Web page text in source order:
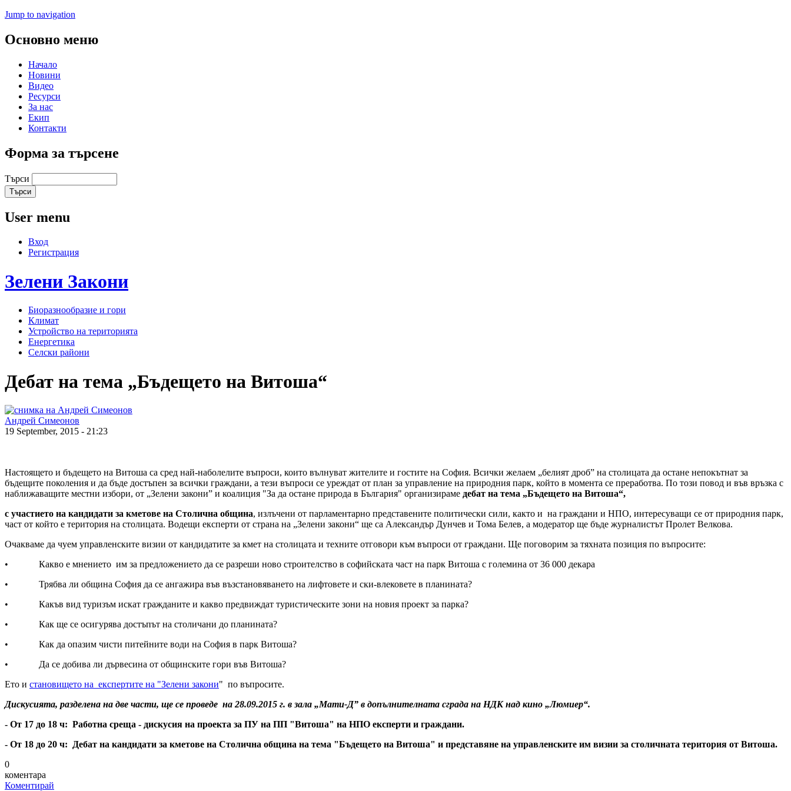
Jump to navigation
Основно меню
Начало
Новини
Видео
Ресурси
За нас
Екип
Контакти
Форма за търсене
Търси
User menu
Вход
Регистрация
Зелени Закони
Биоразнообразие и гори
Климат
Устройство на територията
Енергетика
Селски райони
Дебат на тема „Бъдещето на Витоша“
Андрей Симеонов
19 September, 2015 - 21:23
Настоящето и бъдещето на Витоша са сред най-наболелите въпроси, които вълнуват жителите и гостите на София. Всички желаем „белият дроб” на столицата да остане непокътнат за
бъдещите поколения и да бъде достъпен за всички граждани, а тези въпроси се уреждат от план за управление на природния парк, който в момента се преработва. По този повод и във връзка с
наближаващите местни избори, от „Зелени закони” и коалиция "За да остане природа в България" организираме дебат на тема „Бъдещето на Витоша“,
с участието на кандидати за кметове на Столична община, излъчени от парламентарно представените политически сили, както и на граждани и НПО, интересуващи се от природния парк,
част от който е територия на столицата. Водещи експерти от страна на „Зелени закони“ ще са Александър Дунчев и Тома Белев, а модератор ще бъде журналистът Пролет Велкова.
Очакваме да чуем управленските визии от кандидатите за кмет на столицата и техните отговори към въпроси от граждани. Ще поговорим за тяхната позиция по въпросите:
• Какво е мнението им за предложението да се разреши ново строителство в софийската част на парк Витоша с големина от 36 000 декара
• Трябва ли община София да се ангажира във възстановяването на лифтовете и ски-влековете в планината?
• Какъв вид туризъм искат гражданите и какво предвиждат туристическите зони на новия проект за парка?
• Как ще се осигурява достъпът на столичани до планината?
• Как да опазим чисти питейните води на София в парк Витоша?
• Да се добива ли дървесина от общинските гори във Витоша?
Ето и становището на експертите на "Зелени закони" по въпросите.
Дискусията, разделена на две части, ще се проведе на 28.09.2015 г. в зала „Мати-Д” в допълнителната сграда на НДК над кино „Люмиер“.
- От 17 до 18 ч: Работна среща - дискусия на проекта за ПУ на ПП "Витоша" на НПО експерти и граждани.
- От 18 до 20 ч: Дебат на кандидати за кметове на Столична община на тема "Бъдещето на Витоша" и представяне на управленските им визии за столичната територия от Витоша.
0
коментара
Коментирай